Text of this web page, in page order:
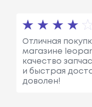
Отличная
магазине
качество
и быстрая
доволен!